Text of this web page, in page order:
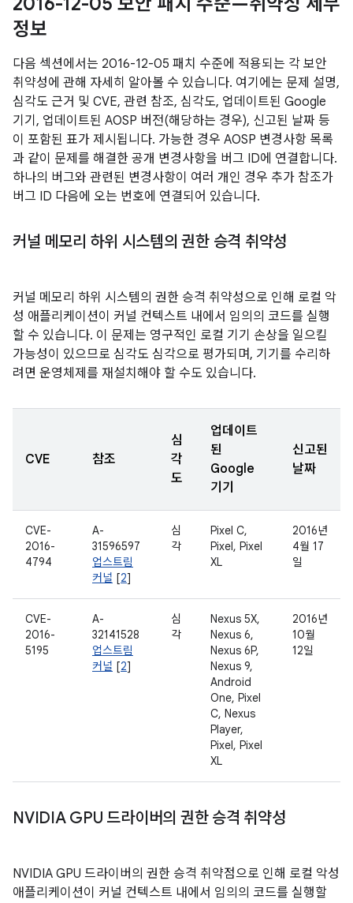
정보
다음 섹션에서는 2016-12-05 패치 수준에 적용되는 각 보안
취약성에 관해 자세히 알아볼 수 있습니다. 여기에는 문제 설명,
심각도 근거 및 CVE, 관련 참조, 심각도, 업데이트된 Google
기기, 업데이트된 AOSP 버전(해당하는 경우), 신고된 날짜 등
이 포함된 표가 제시됩니다. 가능한 경우 AOSP 변경사항 목록
과 같이 문제를 해결한 공개 변경사항을 버그 ID에 연결합니다.
하나의 버그와 관련된 변경사항이 여러 개인 경우 추가 참조가
버그 ID 다음에 오는 번호에 연결되어 있습니다.
커널 메모리 하위 시스템의 권한 승격 취약성
커널 메모리 하위 시스템의 권한 승격 취약성으로 인해 로컬 악
성 애플리케이션이 커널 컨텍스트 내에서 임의의 코드를 실행
할 수 있습니다. 이 문제는 영구적인 로컬 기기 손상을 일으킬
가능성이 있으므로 심각도 심각으로 평가되며, 기기를 수리하
려면 운영체제를 재설치해야 할 수도 있습니다.
CVE 참조
심
각
도
업데이트
된
Google
기기
신고된
날짜
CVE-
2016-
4794
A-
31596597
업스트림
커널 [2]
심
각
Pixel C,
Pixel, Pixel
XL
2016년
4월 17
일
CVE-
2016-
5195
A-
32141528
업스트림
커널 [2]
심
각
Nexus 5X,
Nexus 6,
Nexus 6P,
Nexus 9,
Android
One, Pixel
C, Nexus
Player,
Pixel, Pixel
XL
2016년
10월
12일
NVIDIA GPU 드라이버의 권한 승격 취약성
NVIDIA GPU 드라이버의 권한 승격 취약점으로 인해 로컬 악성
애플리케이션이 커널 컨텍스트 내에서 임의의 코드를 실행할